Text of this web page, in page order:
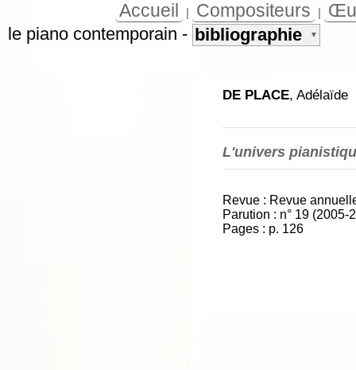
Accueil Compositeurs
DE PLACE, Adélaïde
L'univers
Revue : Revue
Parution : n° 19 (2005-
Pages : p. 126
le piano contemporain - bibliographie ▼